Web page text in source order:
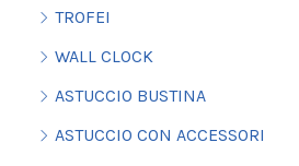
TROFEI
WALL CLOCK
ASTUCCIO BUSTINA
ASTUCCIO CON ACCESSORI